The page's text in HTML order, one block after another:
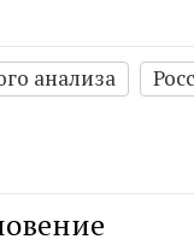
анализа